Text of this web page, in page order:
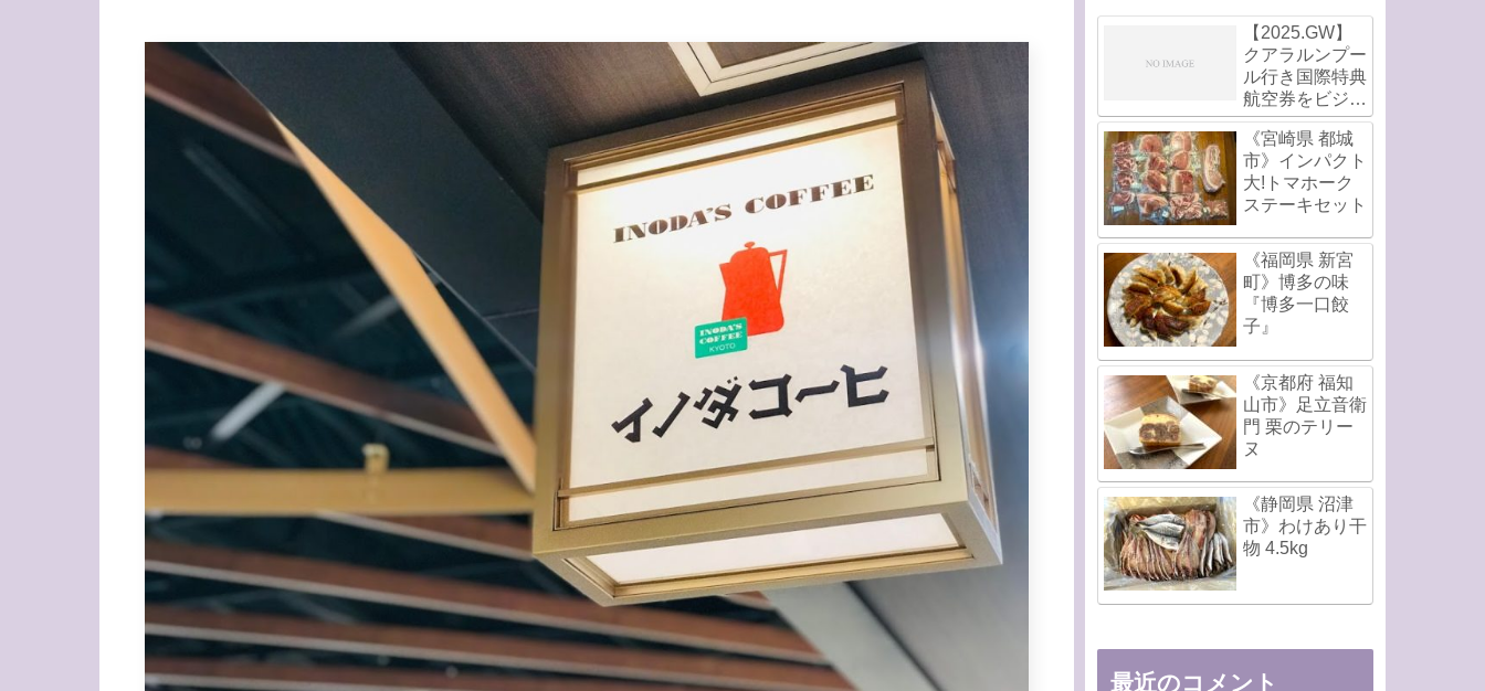
【2025.GW】
クアラルンプー
ル行き国際特典
航空券をビジネ
スクラスで直前
発券!
《宮崎県 都城
市》インパクト
大!トマホーク
ステーキセット
《福岡県 新宮
町》博多の味
『博多一口餃
子』
《京都府 福知
山市》足立音衛
門 栗のテリー
ヌ
《静岡県 沼津
市》わけあり干
物 4.5kg
最近のコメント